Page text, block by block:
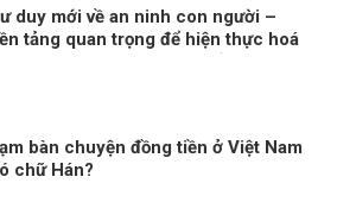
duy mới về an ninh con người –
tảng quan trọng để hiện thực hoá
bàn chuyện đồng tiền ở Việt Nam
chữ Hán?